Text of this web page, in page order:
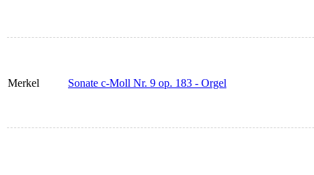
Merkel Sonate c-Moll Nr. 9 op. 183 - Orgel